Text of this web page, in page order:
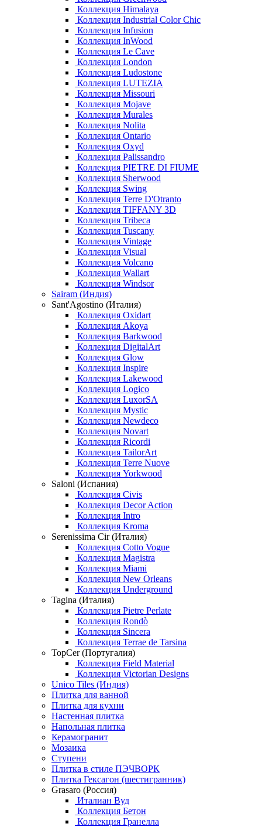
Коллекция Himalaya
Коллекция Industrial Color Chic
Коллекция Infusion
Коллекция InWood
Коллекция Le Cave
Коллекция London
Коллекция Ludostone
Коллекция LUTEZIA
Коллекция Missouri
Коллекция Mojave
Коллекция Murales
Коллекция Nolita
Коллекция Ontario
Коллекция Oxyd
Коллекция Palissandro
Коллекция PIETRE DI FIUME
Коллекция Sherwood
Коллекция Swing
Коллекция Terre D'Otranto
Коллекция TIFFANY 3D
Коллекция Tribeca
Коллекция Tuscany
Коллекция Vintage
Коллекция Visual
Коллекция Volcano
Коллекция Wallart
Коллекция Windsor
Sairam (Индия)
Sant'Agostino (Италия)
Коллекция Oxidart
Коллекция Akoya
Коллекция Barkwood
Коллекция DigitalArt
Коллекция Glow
Коллекция Inspire
Коллекция Lakewood
Коллекция Logico
Коллекция LuxorSA
Коллекция Mystic
Коллекция Newdeco
Коллекция Novart
Коллекция Ricordi
Коллекция TailorArt
Коллекция Terre Nuove
Коллекция Yorkwood
Saloni (Испания)
Коллекция Civis
Коллекция Decor Action
Коллекция Intro
Коллекция Kroma
Serenissima Cir (Италия)
Коллекция Cotto Vogue
Коллекция Magistra
Коллекция Miami
Коллекция New Orleans
Коллекция Underground
Tagina (Италия)
Коллекция Pietre Perlate
Коллекция Rondò
Коллекция Sincera
Коллекция Terrae de Tarsina
TopCer (Португалия)
Коллекция Field Material
Коллекция Victorian Designs
Unico Tiles (Индия)
Плитка для ванной
Плитка для кухни
Настенная плитка
Напольная плитка
Керамогранит
Мозаика
Ступени
Плитка в стиле ПЭЧВОРК
Плитка Гексагон (шестигранник)
Grasaro (Россия)
Италиан Вуд
Коллекция Бетон
Коллекция Гранелла